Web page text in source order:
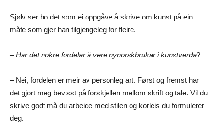
Sjølv ser ho det som ei oppgåve å skrive om kunst på ein
måte som gjer han tilgjengeleg for fleire.
– Har det nokre fordelar å vere nynorskbrukar i kunstverda?
– Nei, fordelen er meir av personleg art. Først og fremst har
det gjort meg bevisst på forskjellen mellom skrift og tale. Vil du
skrive godt må du arbeide med stilen og korleis du formulerer
deg.